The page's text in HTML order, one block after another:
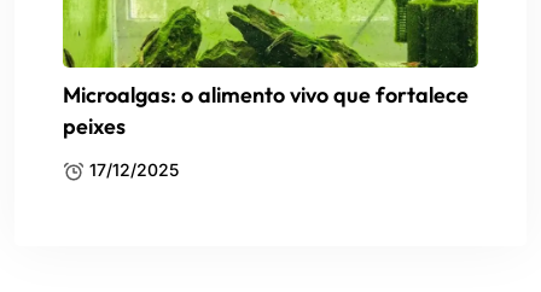
Microalgas: o alimento vivo que fortalece
peixes
17/12/2025